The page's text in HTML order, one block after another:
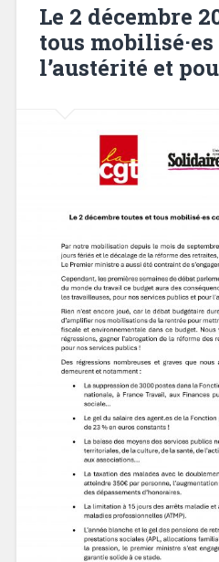
Le 2 décembre
tous
l’austérité et